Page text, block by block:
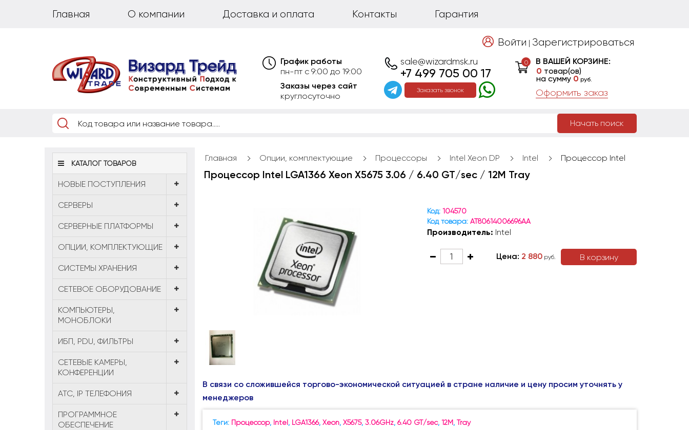
Главная О компании Доставка и оплата Контакты Гарантия
Войти | Зарегистрироваться
График работы
пн-пт с 9:00 до 19:00
Заказы через сайт
круглосуточно
sale@wizardmsk.ru
+7 499 705 00 17
Заказать звонок
0
В ВАШЕЙ КОРЗИНЕ:
0 товар(ов)
на сумму 0 руб.
Оформить заказ
Начать поиск
КАТАЛОГ ТОВАРОВ
НОВЫЕ ПОСТУПЛЕНИЯ
CЕРВЕРЫ
СЕРВЕРНЫЕ ПЛАТФОРМЫ
ОПЦИИ, КОМПЛЕКТУЮЩИЕ
СИСТЕМЫ ХРАНЕНИЯ
СЕТЕВОЕ ОБОРУДОВАНИЕ
КОМПЬЮТЕРЫ,
МОНОБЛОКИ
ИБП, PDU, ФИЛЬТРЫ
СЕТЕВЫЕ КАМЕРЫ,
КОНФЕРЕНЦИИ
АТС, IP ТЕЛЕФОНИЯ
ПРОГРАММНОЕ
ОБЕСПЕЧЕНИЕ
Главная Опции, комплектующие Процессоры Intel Xeon DP Intel Процессор Intel
Процессор Intel LGA1366 Xeon X5675 3.06 / 6.40 GT/sec / 12M Tray
Код:104570
Код товара:AT80614006696AA
Производитель: Intel
В корзину
Цена: 2 880 руб.
В связи со сложившейся торгово-экономической ситуацией в стране наличие и цену просим уточнять у
менеджеров
Теги: Процессор, Intel, LGA1366, Xeon, X5675, 3.06GHz, 6.40 GT/sec, 12M, Tray